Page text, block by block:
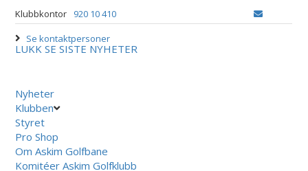
Klubbkontor
920 10 410
Se kontaktpersoner
LUKK SE SISTE NYHETER
Nyheter
Klubben
Styret
Pro Shop
Om Askim Golfbane
Komitéer Askim Golfklubb